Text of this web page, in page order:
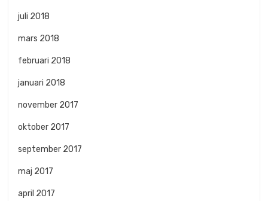
juli 2018
mars 2018
februari 2018
januari 2018
november 2017
oktober 2017
september 2017
maj 2017
april 2017